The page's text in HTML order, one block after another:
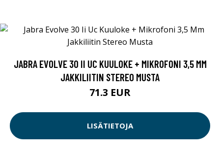
JABRA EVOLVE 30 II UC KUULOKE + MIKROFONI 3,5 MM
JAKKILIITIN STEREO MUSTA
71.3 EUR
LISÄTIETOJA